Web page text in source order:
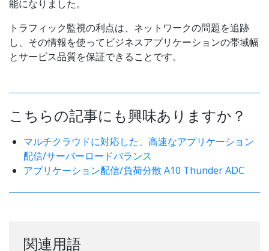
能になりました。
トラフィック監視の利点は、ネットワークの問題を追跡
し、その情報を使ってビジネスアプリケーションの帯域幅
とサービス品質を保証できることです。
こちらの記事にも興味ありますか？
マルチクラウドに対応した、高速なアプリケーション
配信/サーバーロードバランス
アプリケーション配信/負荷分散 A10 Thunder ADC
関連用語